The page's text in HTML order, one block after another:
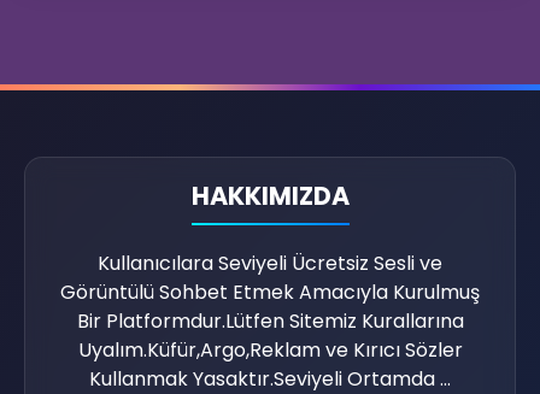
HAKKIMIZDA
Kullanıcılara Seviyeli Ücretsiz Sesli ve
Görüntülü Sohbet Etmek Amacıyla Kurulmuş
Bir Platformdur.Lütfen Sitemiz Kurallarına
Uyalım.Küfür,Argo,Reklam ve Kırıcı Sözler
Kullanmak Yasaktır.Seviyeli Ortamda ...